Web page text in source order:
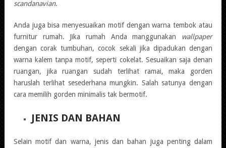
scandanavian.
Anda juga bisa menyesuaikan motif dengan warna tembok atau
furnitur rumah. Jika rumah Anda manggunakan
wallpaper
dengan corak tumbuhan, cocok sekali jika dipadukan dengan
warna kalem tanpa motif, seperti cokelat. Sesuaikan saja denan
ruangan, jika ruangan sudah terlihat ramai, maka gorden
haruslah terlihat sesederhana mungkin. Salah satunya dengan
cara memilih gorden minimalis tak bermotif.
JENIS DAN BAHAN
Selain motif dan warna, jenis dan bahan juga penting dalam